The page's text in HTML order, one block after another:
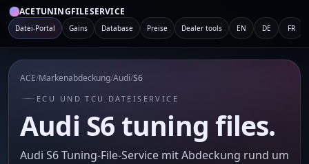
ACETUNINGFILESERVICE
Datei-Portal Gains Database Preise Dealer tools EN DE FR
ACE/Markenabdeckung/Audi/S6
ECU UND TCU DATEISERVICE
Audi S6 tuning files.
Audi S6 Tuning-File-Service mit Abdeckung rund um